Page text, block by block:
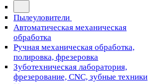
Пылеуловители
Автоматическая механическая
обработка
Ручная механическая обработка,
полировка, фрезеровка
Зуботехническая лаборатория,
фрезерование, CNC, зубные техники